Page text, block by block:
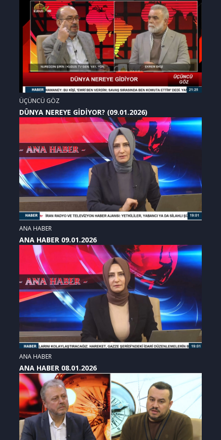
ÜÇÜNCÜ GÖZ
DÜNYA NEREYE GİDİYOR? (09.01.2026)
ANA HABER
ANA HABER 09.01.2026
ANA HABER
ANA HABER 08.01.2026